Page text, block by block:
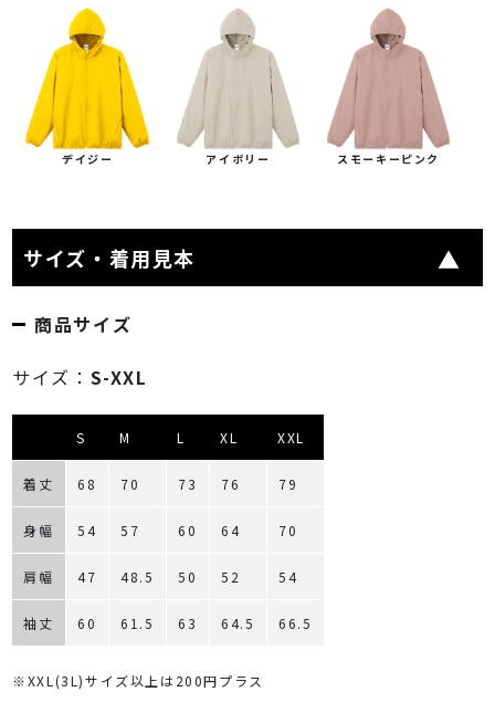
デイジー アイボリー スモーキーピンク
サイズ・着用見本
商品サイズ
サイズ： S-XXL
S M L XL XXL
着丈 68 70 73 76 79
身幅 54 57 60 64 70
肩幅 47 48.5 50 52 54
袖丈 60 61.5 63 64.5 66.5
※XXL(3L)サイズ以上は200円プラス